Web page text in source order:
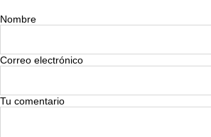
Nombre
Correo electrónico
Tu comentario